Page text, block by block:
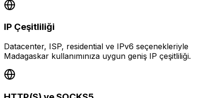
IP Çeşitliliği
Datacenter, ISP, residential ve IPv6 seçenekleriyle
Madagaskar kullanımınıza uygun geniş IP çeşitliliği.